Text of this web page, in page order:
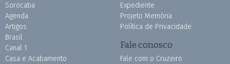
Sorocaba
Agenda
Artigos
Brasil
Canal 1
Casa e Acabamento
Expediente
Projeto Memória
Política de Privacidade
Fale conosco
Fale com o Cruzeiro